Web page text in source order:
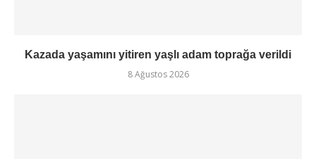
Kazada yaşamını yitiren yaşlı adam toprağa verildi
8 Ağustos 2026